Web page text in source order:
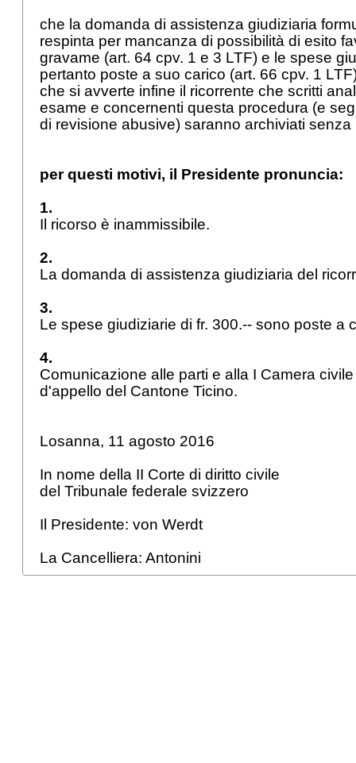
che la domanda di assistenza giudiziaria
respinta per mancanza di possibilità di esito
gravame (art. 64 cpv. 1 e 3 LTF) e le spese
pertanto poste a suo carico (art. 66 cpv. 1 LTF
che si avverte infine il ricorrente che scritti
esame e concernenti questa procedura (e
di revisione abusive) saranno archiviati
per questi motivi, il Presidente pronuncia:
1.
Il ricorso è inammissibile.
2.
La domanda di assistenza giudiziaria del
3.
Le spese giudiziarie di fr. 300.-- sono poste a
4.
Comunicazione alle parti e alla I Camera
d'appello del Cantone Ticino.
Losanna, 11 agosto 2016
In nome della II Corte di diritto civile
del Tribunale federale svizzero
Il Presidente: von Werdt
La Cancelliera: Antonini